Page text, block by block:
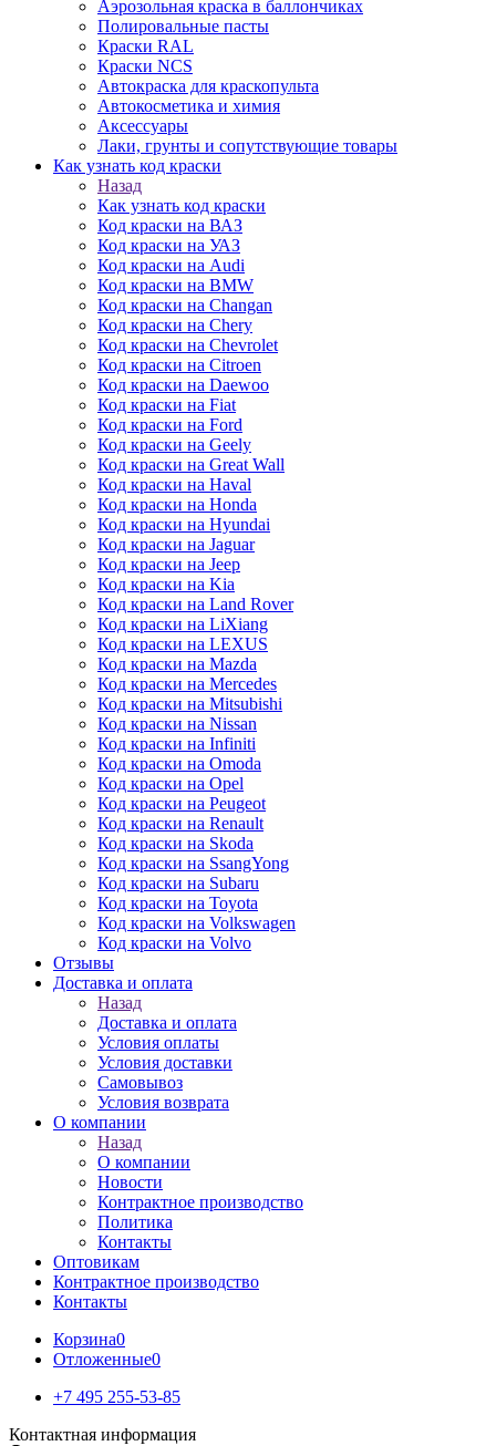
Аэрозольная краска в баллончиках
Полировальные пасты
Краски RAL
Краски NCS
Автокраска для краскопульта
Автокосметика и химия
Аксессуары
Лаки, грунты и сопутствующие товары
Как узнать код краски
Назад
Как узнать код краски
Код краски на ВАЗ
Код краски на УАЗ
Код краски на Audi
Код краски на BMW
Код краски на Changan
Код краски на Chery
Код краски на Chevrolet
Код краски на Citroen
Код краски на Daewoo
Код краски на Fiat
Код краски на Ford
Код краски на Geely
Код краски на Great Wall
Код краски на Haval
Код краски на Honda
Код краски на Hyundai
Код краски на Jaguar
Код краски на Jeep
Код краски на Kia
Код краски на Land Rover
Код краски на LiXiang
Код краски на LEXUS
Код краски на Mazda
Код краски на Mercedes
Код краски на Mitsubishi
Код краски на Nissan
Код краски на Infiniti
Код краски на Omoda
Код краски на Opel
Код краски на Peugeot
Код краски на Renault
Код краски на Skoda
Код краски на SsangYong
Код краски на Subaru
Код краски на Toyota
Код краски на Volkswagen
Код краски на Volvo
Отзывы
Доставка и оплата
Назад
Доставка и оплата
Условия оплаты
Условия доставки
Самовывоз
Условия возврата
О компании
Назад
О компании
Новости
Контрактное производство
Политика
Контакты
Оптовикам
Контрактное производство
Контакты
Корзина0
Отложенные0
+7 495 255-53-85
Контактная информация